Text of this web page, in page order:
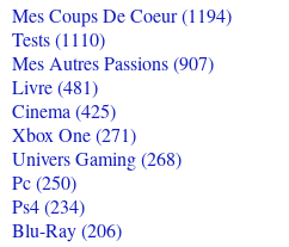
Mes Coups De Coeur (1194)
Tests (1110)
Mes Autres Passions (907)
Livre (481)
Cinema (425)
Xbox One (271)
Univers Gaming (268)
Pc (250)
Ps4 (234)
Blu-Ray (206)